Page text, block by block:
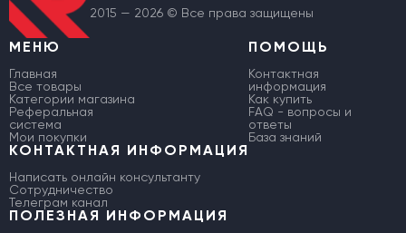
2015 — 2026 © Все права защищены
МЕНЮ
Главная
Все товары
Категории магазина
Реферальная
система
Мои покупки
ПОМОЩЬ
Контактная
информация
Как купить
FAQ - вопросы и
ответы
База знаний
КОНТАКТНАЯ ИНФОРМАЦИЯ
Написать онлайн консультанту
Сотрудничество
Телеграм канал
ПОЛЕЗНАЯ ИНФОРМАЦИЯ